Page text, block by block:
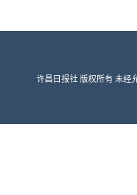
许昌日报社 版权所有 未经